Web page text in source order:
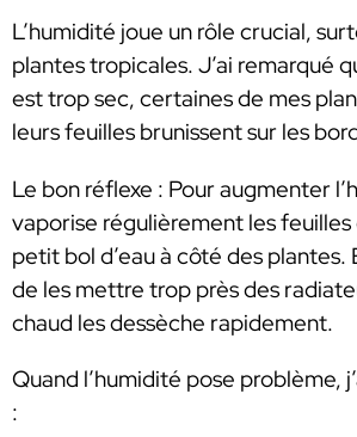
L’humidité joue un rôle crucial,
plantes tropicales. J’ai remarqué
est trop sec, certaines de mes
leurs feuilles brunissent sur les
Le bon réflexe : Pour augmenter
vaporise régulièrement les feuilles
petit bol d’eau à côté des plantes.
de les mettre trop près des
chaud les dessèche rapidement.
Quand l’humidité pose problème,
: